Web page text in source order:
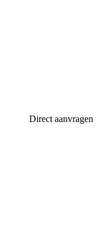
Direct aanvragen